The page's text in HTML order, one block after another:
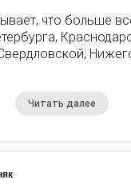
что больше
Читать далее